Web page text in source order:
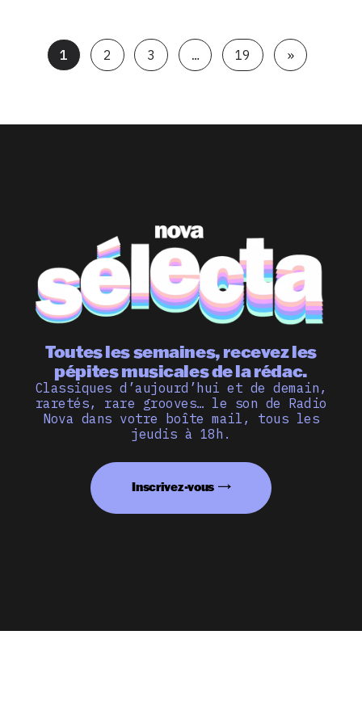
1 2 3 … 19 »
Toutes les semaines, recevez les
pépites musicales de la rédac.
Classiques d’aujourd’hui et de demain,
raretés, rare grooves… le son de Radio
Nova dans votre boîte mail, tous les
jeudis à 18h.
Inscrivez-vous